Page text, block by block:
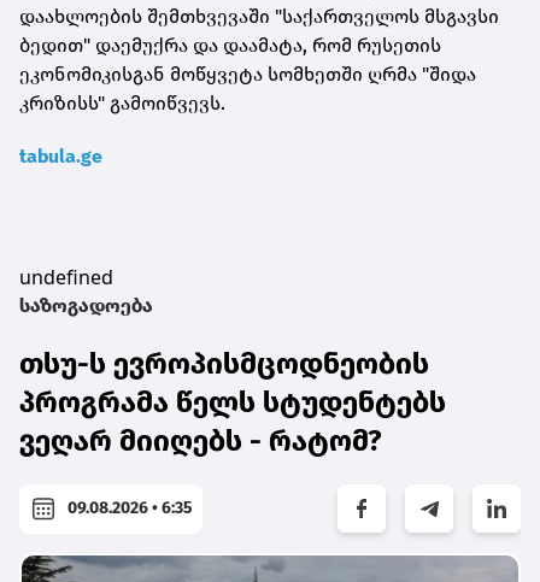
დაახლოების შემთხვევაში "საქართველოს მსგავსი
ბედით" დაემუქრა და დაამატა, რომ რუსეთის
ეკონომიკისგან მოწყვეტა სომხეთში ღრმა "შიდა
კრიზისს" გამოიწვევს.
tabula.ge
undefined
საზოგადოება
თსუ-ს ევროპისმცოდნეობის
პროგრამა წელს სტუდენტებს
ვეღარ მიიღებს - რატომ?
09.08.2026 • 6:35